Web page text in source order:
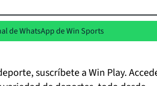
de WhatsApp de Win Sports
suscríbete a Win Play.